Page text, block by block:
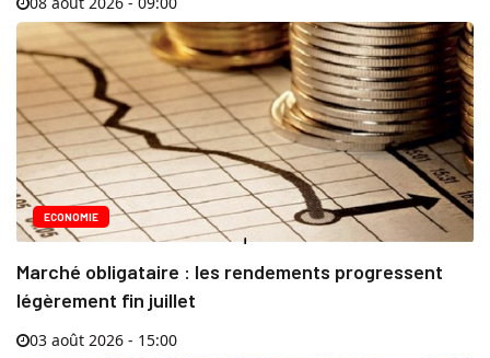
ECONOMIE
Marché obligataire : les rendements progressent
légèrement fin juillet
03 août 2026 - 15:00